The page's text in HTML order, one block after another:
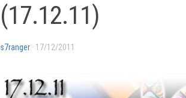
(17.12.11)
s7ranger · 17/12/2011